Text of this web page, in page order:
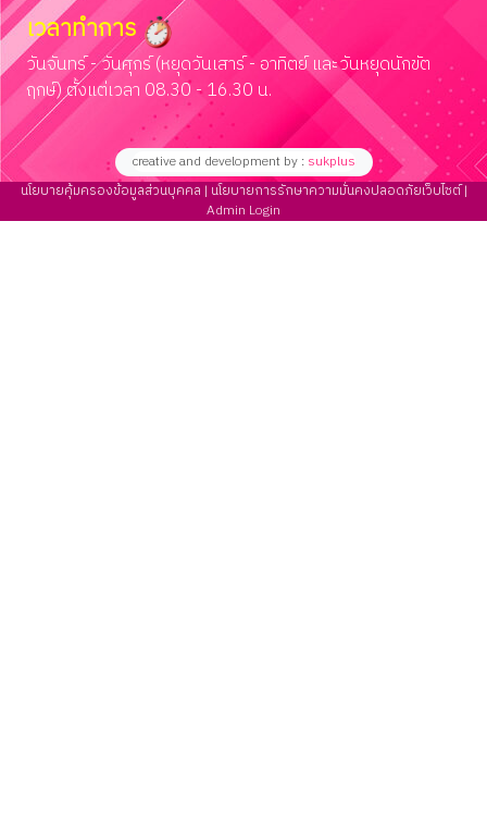
เวลาทำการ
วันจันทร์ - วันศุกร์ (หยุดวันเสาร์ - อาทิตย์ และวันหยุดนักขัต
ฤกษ์) ตั้งแต่เวลา 08.30 - 16.30 น.
creative and development by : sukplus
นโยบายคุ้มครองข้อมูลส่วนบุคคล | นโยบายการรักษาความมั่นคงปลอดภัยเว็บไซต์ |
Admin Login